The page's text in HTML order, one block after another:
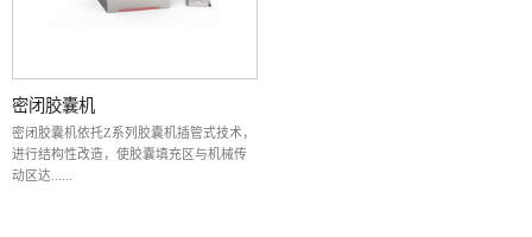
密闭胶囊机
密闭胶囊机依托Z系列胶囊机插管式技术，
进行结构性改造，使胶囊填充区与机械传
动区达......